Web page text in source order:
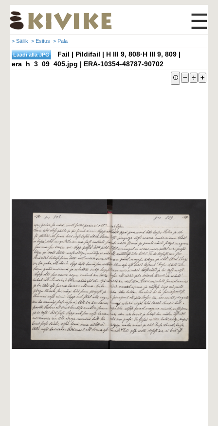
☰
> Säilik > Esitus > Pala
Fail | Pildifail | H III 9, 808·H III 9, 809 |
era_h_3_09_405.jpg | ERA-10354-48787-90702